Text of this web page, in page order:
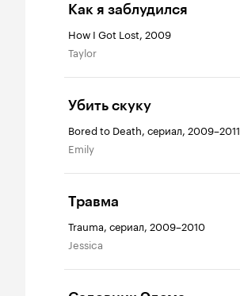
Как я заблудился
How I Got Lost, 2009
Taylor
Убить скуку
Bored to Death, сериал, 2009–2011
Emily
Травма
Trauma, сериал, 2009–2010
Jessica